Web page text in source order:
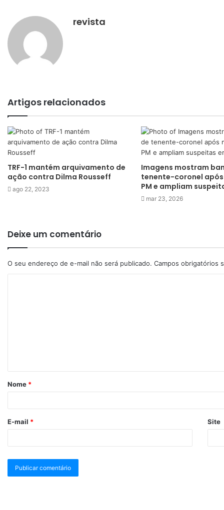
revista
Artigos relacionados
TRF-1 mantém arquivamento de
ação contra Dilma Rousseff
ago 22, 2023
Imagens mostram
tenente-coronel
PM e ampliam
mar 23, 2026
Deixe um comentário
O seu endereço de e-mail não será publicado. Campos obrigatórios
Nome *
E-mail * Site